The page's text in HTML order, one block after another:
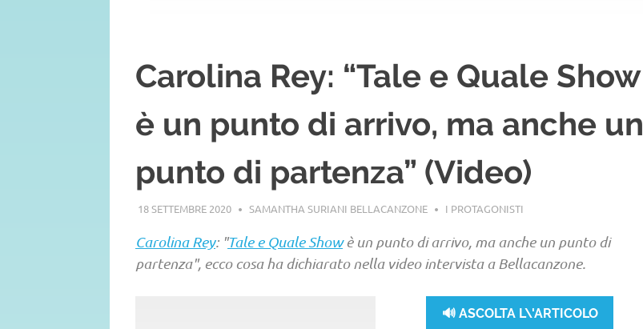
Carolina Rey: “Tale e Quale Show
è un punto di arrivo, ma anche un
punto di partenza” (Video)
18 SETTEMBRE 2020 SAMANTHA SURIANI BELLACANZONE I PROTAGONISTI
Carolina Rey: "Tale e Quale Showè un punto di arrivo, ma anche un punto di
partenza", ecco cosa ha dichiarato nella video intervista a Bellacanzone.
🔊 ASCOLTA L\'ARTICOLO